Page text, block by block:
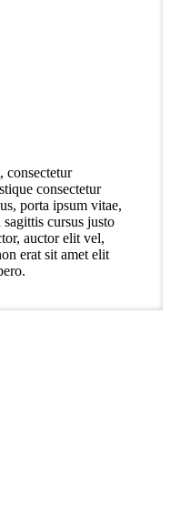
consectetur
consectetur
porta ipsum vitae,
cursus justo
auctor elit vel,
erat sit amet elit